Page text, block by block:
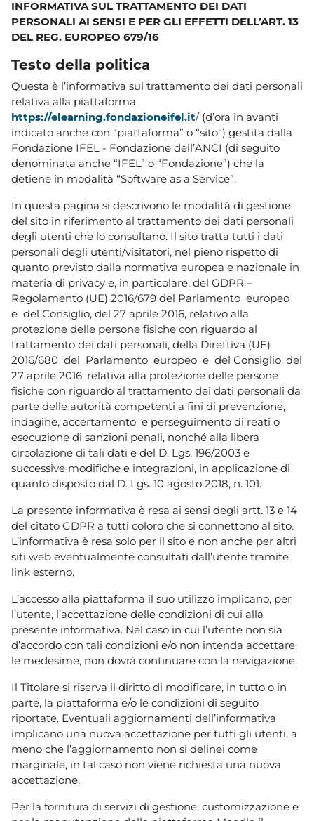
INFORMATIVA SUL TRATTAMENTO DEI DATI
PERSONALI AI SENSI E PER GLI EFFETTI DELL’ART. 13
DEL REG. EUROPEO 679/16
Testo della politica
Questa è l’informativa sul trattamento dei dati personali
relativa alla piattaforma
https://elearning.fondazioneifel.it/ (d’ora in avanti
indicato anche con “piattaforma” o “sito”) gestita dalla
Fondazione IFEL - Fondazione dell’ANCI (di seguito
denominata anche “IFEL” o “Fondazione”) che la
detiene in modalità “Software as a Service”.
In questa pagina si descrivono le modalità di gestione
del sito in riferimento al trattamento dei dati personali
degli utenti che lo consultano. Il sito tratta tutti i dati
personali degli utenti/visitatori, nel pieno rispetto di
quanto previsto dalla normativa europea e nazionale in
materia di privacy e, in particolare, del GDPR –
Regolamento (UE) 2016/679 del Parlamento europeo
e del Consiglio, del 27 aprile 2016, relativo alla
protezione delle persone fisiche con riguardo al
trattamento dei dati personali, della Direttiva (UE)
2016/680 del Parlamento europeo e del Consiglio, del
27 aprile 2016, relativa alla protezione delle persone
fisiche con riguardo al trattamento dei dati personali da
parte delle autorità competenti a fini di prevenzione,
indagine, accertamento e perseguimento di reati o
esecuzione di sanzioni penali, nonché alla libera
circolazione di tali dati e del D. Lgs. 196/2003 e
successive modifiche e integrazioni, in applicazione di
quanto disposto dal D. Lgs. 10 agosto 2018, n. 101.
La presente informativa è resa ai sensi degli artt. 13 e 14
del citato GDPR a tutti coloro che si connettono al sito.
L’informativa è resa solo per il sito e non anche per altri
siti web eventualmente consultati dall’utente tramite
link esterno.
L’accesso alla piattaforma il suo utilizzo implicano, per
l’utente, l’accettazione delle condizioni di cui alla
presente informativa. Nel caso in cui l’utente non sia
d’accordo con tali condizioni e/o non intenda accettare
le medesime, non dovrà continuare con la navigazione.
Il Titolare si riserva il diritto di modificare, in tutto o in
parte, la piattaforma e/o le condizioni di seguito
riportate. Eventuali aggiornamenti dell’informativa
implicano una nuova accettazione per tutti gli utenti, a
meno che l’aggiornamento non si delinei come
marginale, in tal caso non viene richiesta una nuova
accettazione.
Per la fornitura di servizi di gestione, customizzazione e